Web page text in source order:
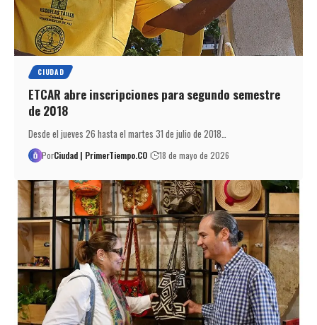
CIUDAD
ETCAR abre inscripciones para segundo semestre
de 2018
Desde el jueves 26 hasta el martes 31 de julio de 2018…
PorCiudad | PrimerTiempo.CO 18 de mayo de 2026